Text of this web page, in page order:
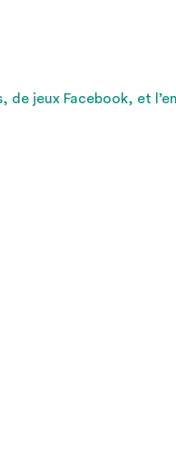
jeux Facebook, et